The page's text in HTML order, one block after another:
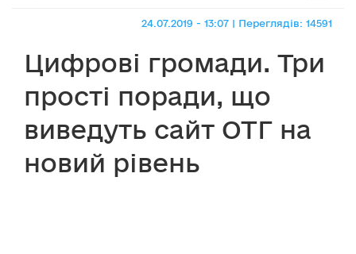
24.07.2019 - 13:07 | Переглядів: 14591
Цифрові громади. Три
прості поради, що
виведуть сайт ОТГ на
новий рівень